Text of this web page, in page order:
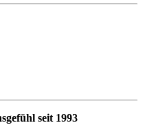
seit 1993